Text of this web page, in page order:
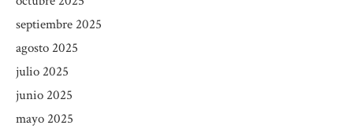
septiembre 2025
agosto 2025
julio 2025
junio 2025
mayo 2025